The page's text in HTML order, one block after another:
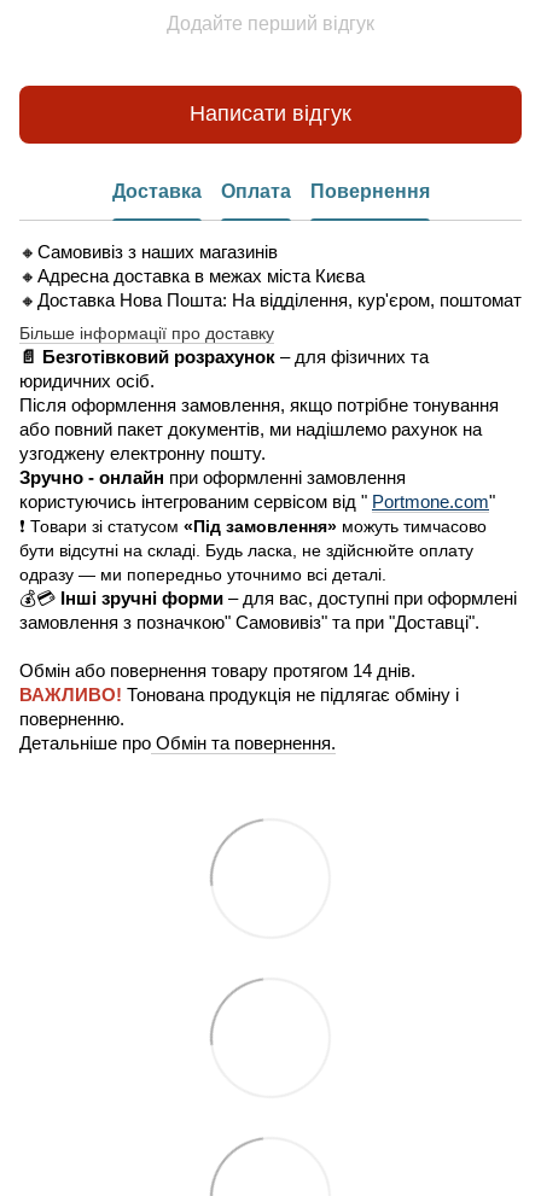
Додайте перший відгук
Написати відгук
Доставка Оплата Повернення
🔸Самовивіз з наших магазинів
🔸Адресна доставка в межах міста Києва
🔸Доставка Нова Пошта: На відділення, кур'єром, поштомат
Більше інформації про доставку
📄 Безготівковий розрахунок – для фізичних та
юридичних осіб.
Після оформлення замовлення, якщо потрібне тонування
або повний пакет документів, ми надішлемо рахунок на
узгоджену електронну пошту.
Зручно - онлайн при оформленні замовлення
користуючись інтегрованим сервісом від " Portmone.com"
❗ Товари зі статусом «Під замовлення» можуть тимчасово
бути відсутні на складі. Будь ласка, не здійснюйте оплату
одразу — ми попередньо уточнимо всі деталі.
💰💳 Інші зручні форми – для вас, доступні при оформлені
замовлення з позначкою" Самовивіз" та при "Доставці".
Обмін або повернення товару протягом 14 днів.
ВАЖЛИВО! Тонована продукція не підлягає обміну і
поверненню.
Детальніше про Обмін та повернення.